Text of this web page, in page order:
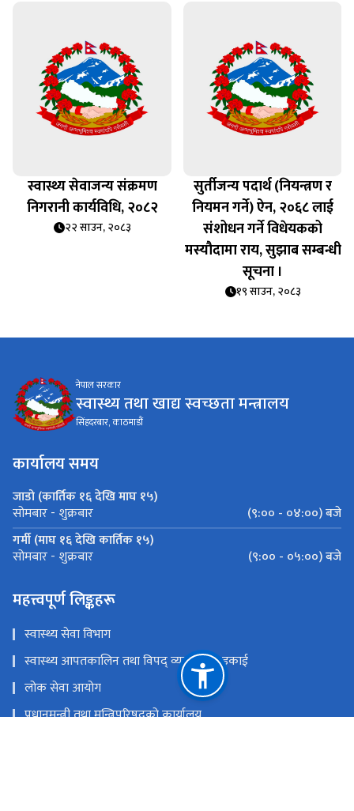
स्वास्थ्य सेवाजन्य संक्रमण
निगरानी कार्यविधि, २०८२
२२ साउन, २०८३
सुर्तीजन्य पदार्थ (नियन्त्रण र
नियमन गर्ने) ऐन, २०६८ लाई
संशोधन गर्ने विधेयकको
मस्यौदामा राय, सुझाब सम्बन्धी
सूचना ।
१९ साउन, २०८३
नेपाल सरकार
स्वास्थ्य तथा खाद्य स्वच्छता मन्त्रालय
सिंहदरबार, काठमाडौं
कार्यालय समय
जाडो (कार्तिक १६ देखि माघ १५)
सोमबार - शुक्रबार
(९:०० - ०४:००) बजे
गर्मी (माघ १६ देखि कार्तिक १५)
सोमबार - शुक्रबार (९:०० - ०५:००) बजे
महत्त्वपूर्ण लिङ्कहरू
स्वास्थ्य सेवा विभाग
स्वास्थ्य आपतकालिन तथा विपद् व्यवस्थापन इकाई
लोक सेवा आयोग
प्रधानमन्त्री तथा मन्त्रिपरिषद्‍को कार्यालय